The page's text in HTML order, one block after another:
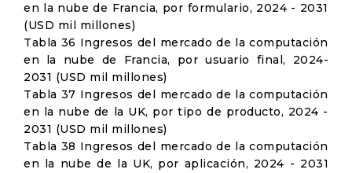
en la nube de Francia, por formulario, 2024 - 2031
(USD mil millones)
Tabla 36 Ingresos del mercado de la computación
en la nube de Francia, por usuario final, 2024-
2031 (USD mil millones)
Tabla 37 Ingresos del mercado de la computación
en la nube de la UK, por tipo de producto, 2024 -
2031 (USD mil millones)
Tabla 38 Ingresos del mercado de la computación
en la nube de la UK, por aplicación, 2024 - 2031